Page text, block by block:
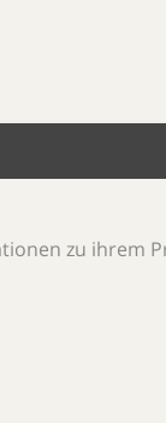
zu ihrem